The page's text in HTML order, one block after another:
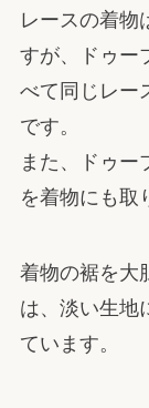
レースの着物
すが、ドゥー
べて同じレー
です。
また、ドゥー
を着物にも取
着物の裾を大
は、淡い生地
ています。